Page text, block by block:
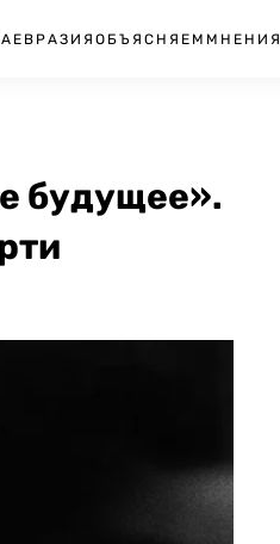
ЕВРАЗИЯ ОБЪЯСНЯЕМ МНЕНИЯ
будущее».